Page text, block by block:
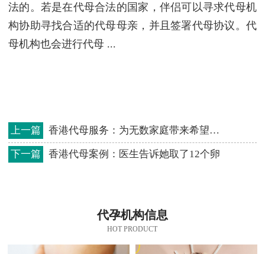
法的。若是在代母合法的国家，伴侣可以寻求代母机
构协助寻找合适的代母母亲，并且签署代母协议。代
母机构也会进行代母 ...
上一篇 ​香港代母服务：为无数家庭带来希望的医学突破
下一篇 香港代母案例：医生告诉她取了12个卵
代孕机构信息
HOT PRODUCT